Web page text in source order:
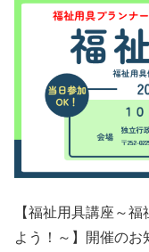
【福祉用具講座～
よう！～】開催のお